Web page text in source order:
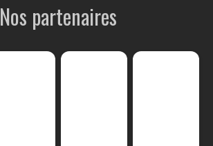
Nos partenaires